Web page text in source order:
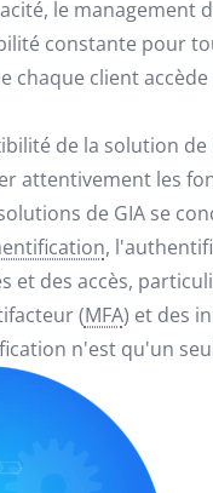
le management
constante pour
chaque client
de la solution de
attentivement les
de GIA se
,
et des accès,
(MFA) et des
n'est qu'un